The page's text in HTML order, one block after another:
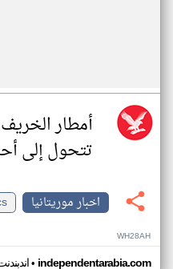
أمطار
تتحول إلى
اخبار موريتانيا
WH28AH
• independentarabia.com